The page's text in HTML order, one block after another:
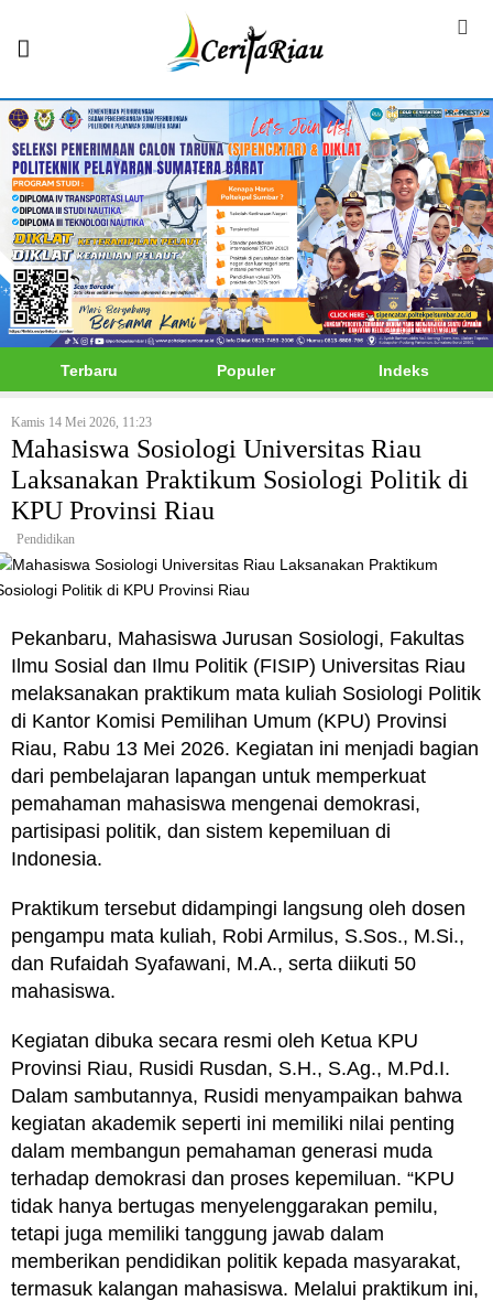
Terbaru Populer Indeks
Kamis 14 Mei 2026, 11:23
Mahasiswa Sosiologi Universitas Riau
Laksanakan Praktikum Sosiologi Politik di
KPU Provinsi Riau
Pendidikan
Pekanbaru, Mahasiswa Jurusan Sosiologi, Fakultas
Ilmu Sosial dan Ilmu Politik (FISIP) Universitas Riau
melaksanakan praktikum mata kuliah Sosiologi Politik
di Kantor Komisi Pemilihan Umum (KPU) Provinsi
Riau, Rabu 13 Mei 2026. Kegiatan ini menjadi bagian
dari pembelajaran lapangan untuk memperkuat
pemahaman mahasiswa mengenai demokrasi,
partisipasi politik, dan sistem kepemiluan di
Indonesia.
Praktikum tersebut didampingi langsung oleh dosen
pengampu mata kuliah, Robi Armilus, S.Sos., M.Si.,
dan Rufaidah Syafawani, M.A., serta diikuti 50
mahasiswa.
Kegiatan dibuka secara resmi oleh Ketua KPU
Provinsi Riau, Rusidi Rusdan, S.H., S.Ag., M.Pd.I.
Dalam sambutannya, Rusidi menyampaikan bahwa
kegiatan akademik seperti ini memiliki nilai penting
dalam membangun pemahaman generasi muda
terhadap demokrasi dan proses kepemiluan. “KPU
tidak hanya bertugas menyelenggarakan pemilu,
tetapi juga memiliki tanggung jawab dalam
memberikan pendidikan politik kepada masyarakat,
termasuk kalangan mahasiswa. Melalui praktikum ini,